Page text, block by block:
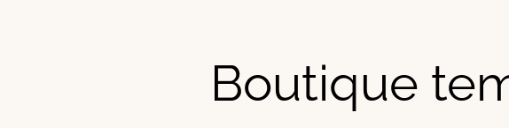
Boutique